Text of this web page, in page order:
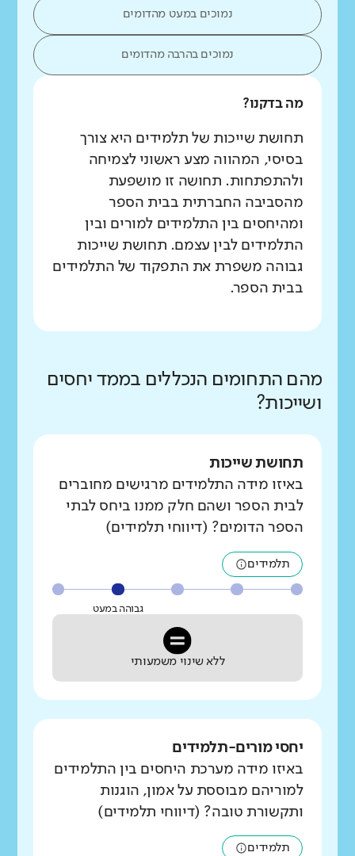
נמוכים במעט מהדומים
נמוכים בהרבה מהדומים
מה בדקנו?
תחושת שייכות של תלמידים היא צורך
בסיסי, המהווה מצע ראשוני לצמיחה
ולהתפתחות. תחושה זו מושפעת
מהסביבה החברתית בבית הספר
ומהיחסים בין התלמידים למורים ובין
התלמידים לבין עצמם. תחושת שייכות
גבוהה משפרת את התפקוד של התלמידים
בבית הספר.
מהם התחומים הנכללים בממד יחסים
ושייכות?
תחושת שייכות
באיזו מידה התלמידים מרגישים מחוברים
לבית הספר ושהם חלק ממנו ביחס לבתי
הספר הדומים? (דיווחי תלמידים)
תלמידים
גבוהה במעט
ללא שינוי משמעותי
יחסי מורים-תלמידים
באיזו מידה מערכת היחסים בין התלמידים
למוריהם מבוססת על אמון, הוגנות
ותקשורת טובה? (דיווחי תלמידים)
תלמידים